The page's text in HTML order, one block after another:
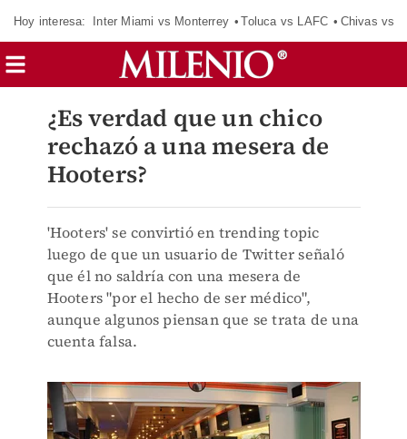
Hoy interesa: Inter Miami vs Monterrey Toluca vs LAFC Chivas vs
¿Es verdad que un chico
rechazó a una mesera de
Hooters?
'Hooters' se convirtió en trending topic
luego de que un usuario de Twitter señaló
que él no saldría con una mesera de
Hooters "por el hecho de ser médico",
aunque algunos piensan que se trata de una
cuenta falsa.